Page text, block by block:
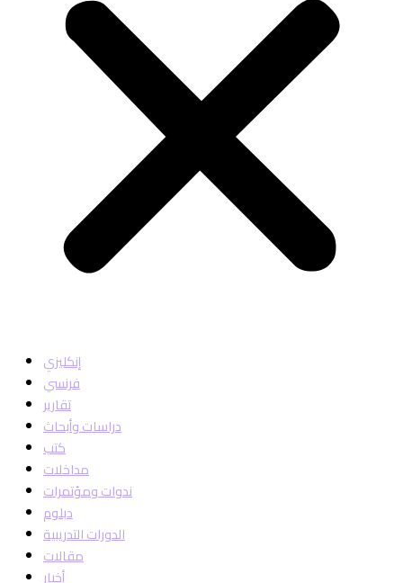
إنكليزي
فرنسي
تقارير
دراسات وأبحاث
كتب
مداخلات
ندوات ومؤتمرات
دبلوم
الدورات التدريبية
مقالات
أخبار